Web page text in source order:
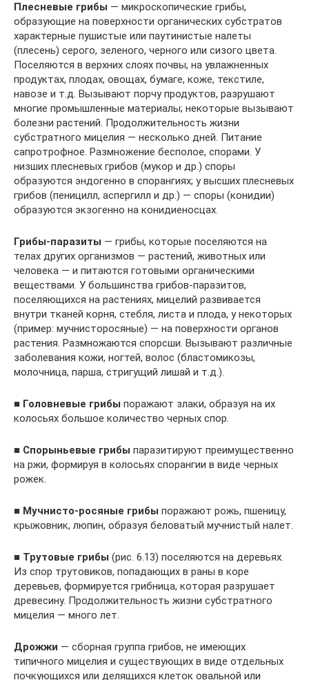
Плесневые грибы — микроскопические грибы,
образующие на поверхности органических субстратов
характерные пушистые или паутинистые налеты
(плесень) серого, зеленого, черного или сизого цвета.
Поселяются в верхних слоях почвы, на увлажненных
продуктах, плодах, овощах, бумаге, коже, текстиле,
навозе и т.д. Вызывают порчу продуктов, разрушают
многие промышленные материалы; некоторые вызывают
болезни растений. Продолжительность жизни
субстратного мицелия — несколько дней. Питание
сапротрофное. Размножение бесполое, спорами. У
низших плесневых грибов (мукор и др.) споры
образуются эндогенно в спорангиях; у высших плесневых
грибов (пеницилл, аспергилл и др.) — споры (конидии)
образуются экзогенно на конидиеносцах.
Грибы-паразиты — грибы, которые поселяются на
телах других организмов — растений, животных или
человека — и питаются готовыми органическими
веществами. У большинства грибов-паразитов,
поселяющихся на растениях, мицелий развивается
внутри тканей корня, стебля, листа и плода, у некоторых
(пример: мучнисторосяные) — на поверхности органов
растения. Размножаются спорсши. Вызывают различные
заболевания кожи, ногтей, волос (бластомикозы,
молочница, парша, стригущий лишай и т.д.).
■ Головневые грибы поражают злаки, образуя на их
колосьях большое количество черных спор.
■ Спорыньевые грибы паразитируют преимущественно
на ржи, формируя в колосьях спорангии в виде черных
рожек.
■ Мучнисто-росяные грибы поражают рожь, пшеницу,
крыжовник, люпин, образуя беловатый мучнистый налет.
■ Трутовые грибы (рис. 6.13) поселяются на деревьях.
Из спор трутовиков, попадающих в раны в коре
деревьев, формируется грибница, которая разрушает
древесину. Продолжительность жизни субстратного
мицелия — много лет.
Дрожжи — сборная группа грибов, не имеющих
типичного мицелия и существующих в виде отдельных
почкующихся или делящихся клеток овальной или